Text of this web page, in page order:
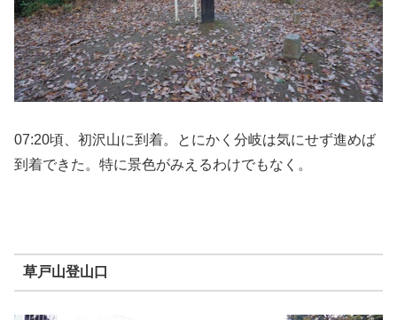
07:20頃、初沢山に到着。とにかく分岐は気にせず進めば
到着できた。特に景色がみえるわけでもなく。
草戸山登山口